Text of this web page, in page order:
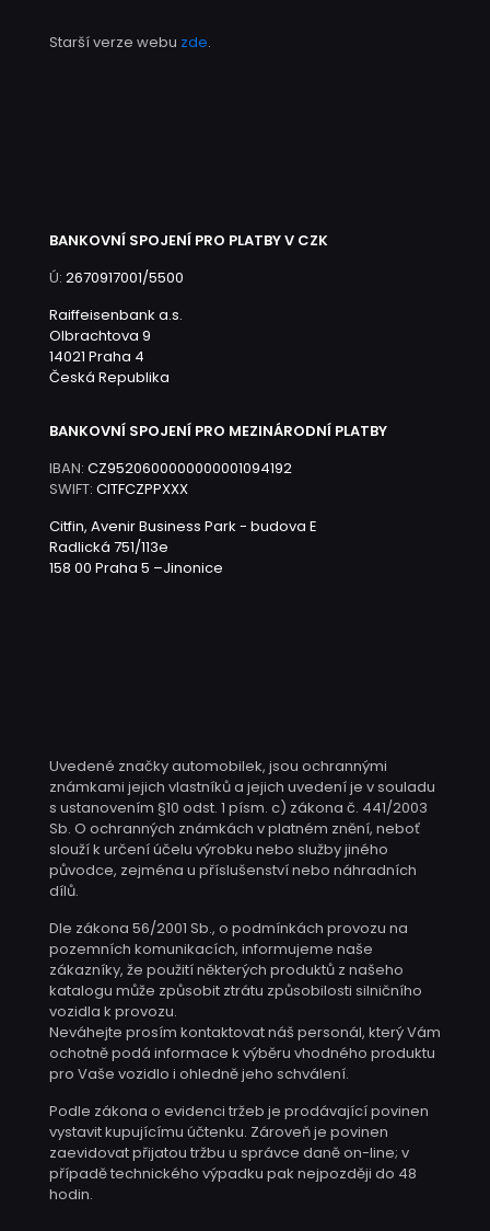
Starší verze webu zde.
BANKOVNÍ SPOJENÍ PRO PLATBY V CZK
Ú: 2670917001/5500
Raiffeisenbank a.s.
Olbrachtova 9
14021 Praha 4
Česká Republika
BANKOVNÍ SPOJENÍ PRO MEZINÁRODNÍ PLATBY
IBAN: CZ9520600000000001094192
SWIFT: CITFCZPPXXX
Citfin, Avenir Business Park - budova E
Radlická 751/113e
158 00 Praha 5 –Jinonice
Uvedené značky automobilek, jsou ochrannými
známkami jejich vlastníků a jejich uvedení je v souladu
s ustanovením §10 odst. 1 písm. c) zákona č. 441/2003
Sb. O ochranných známkách v platném znění, neboť
slouží k určení účelu výrobku nebo služby jiného
původce, zejména u příslušenství nebo náhradních
dílů.
Dle zákona 56/2001 Sb., o podmínkách provozu na
pozemních komunikacích, informujeme naše
zákazníky, že použití některých produktů z našeho
katalogu může způsobit ztrátu způsobilosti silničního
vozidla k provozu.
Neváhejte prosím kontaktovat náš personál, který Vám
ochotně podá informace k výběru vhodného produktu
pro Vaše vozidlo i ohledně jeho schválení.
Podle zákona o evidenci tržeb je prodávající povinen
vystavit kupujícímu účtenku. Zároveň je povinen
zaevidovat přijatou tržbu u správce daně on-line; v
případě technického výpadku pak nejpozději do 48
hodin.